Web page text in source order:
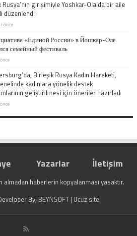
Rusya’nın girişimiyle Yoshkar-Ola’da bir aile
düzenlendi
önce
«Единой России» в Йошкар-Оле
семейный фестиваль
Birleşik Rusya Kadın Hareketi,
kadınlara yönelik destek
geliştirilmesi için öneriler hazırladı
Yazarlar İletişim
almadan haberlerin kopyalanması yasaktır.
By; BEYNSOFT| Ucuz site